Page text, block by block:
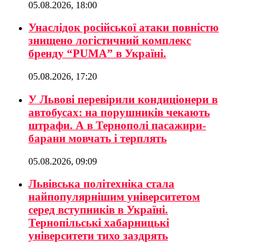
05.08.2026, 18:00
Унаслідок російської атаки повністю
знищено логістичний комплекс
бренду “PUMA” в Україні.
05.08.2026, 17:20
У Львові перевірили кондиціонери в
автобусах: на порушників чекають
штрафи. А в Тернополі пасажири-
барани мовчать і терплять
05.08.2026, 09:09
Львівська політехніка стала
найпопулярнішим університетом
серед вступників в Україні.
Тернопільські хабарницькі
університети тихо заздрять